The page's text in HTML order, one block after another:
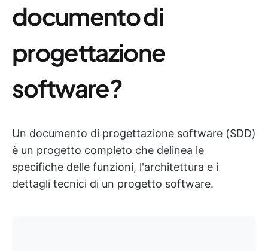
documento di
progettazione
software?
Un documento di progettazione software (SDD)
è un progetto completo che delinea le
specifiche delle funzioni, l'architettura e i
dettagli tecnici di un progetto software.